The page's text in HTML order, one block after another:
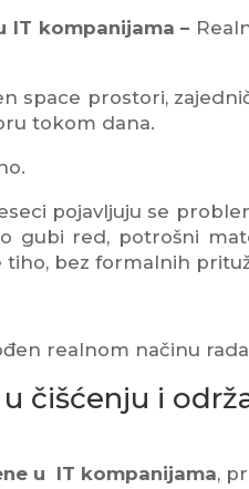
IT kompanijama –
space prostori,
tokom dana.
pojavljuju se
gubi red, potrošni
tiho, bez formalnih
realnom načinu
čišćenju i
u IT kompanijama,